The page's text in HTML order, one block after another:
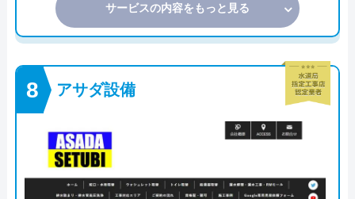
サービスの内容をもっと見る
アサダ設備